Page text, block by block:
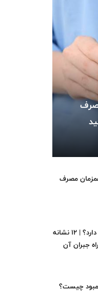
مصرف
کمبود کلاژن چه علائمی دارد؟ | 12 نشانه
جبران آن
چیست؟